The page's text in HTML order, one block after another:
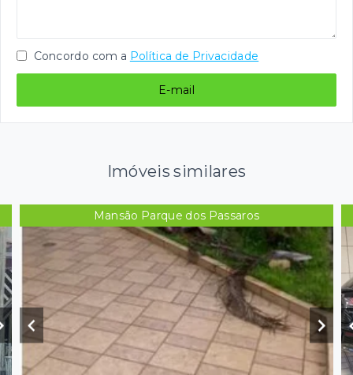
Concordo com a Política de Privacidade
E-mail
Imóveis similares
Mansão Parque dos Passaros